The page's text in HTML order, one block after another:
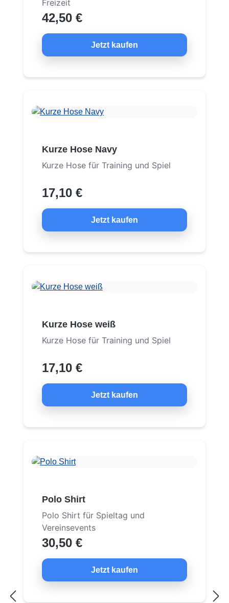
Freizeit
42,50 €
Jetzt kaufen
Kurze Hose Navy
Kurze Hose für Training und Spiel
17,10 €
Jetzt kaufen
Kurze Hose weiß
Kurze Hose für Training und Spiel
17,10 €
Jetzt kaufen
Polo Shirt
Polo Shirt für Spieltag und
Vereinsevents
30,50 €
Jetzt kaufen